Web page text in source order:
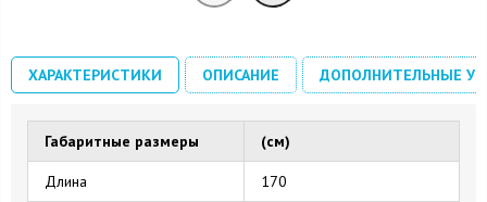
ХАРАКТЕРИСТИКИ ОПИСАНИЕ ДОПОЛНИТЕЛЬНЫЕ
Габаритные размеры (см)
Длина 170